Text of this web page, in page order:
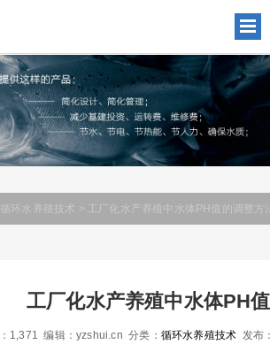
循环水养殖技术 > 工厂化水产养殖中水体PH值的调整方
工厂化水产养殖中水体PH
1,371 编辑：yzshui.cn 分类： 循环水养殖技术 发布